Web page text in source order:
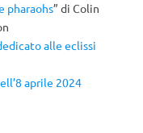
pharaohs” di Colin
alle eclissi
aprile 2024